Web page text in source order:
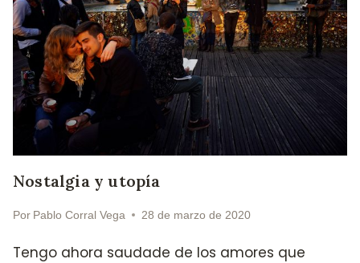
Nostalgia y utopía
Por Pablo Corral Vega 28 de marzo de 2020
Tengo ahora saudade de los amores que